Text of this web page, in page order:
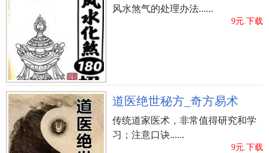
风水煞气的处理办法......
9元.下载
道医绝世秘方_奇方易术
传统道家医术，非常值得研究和学
习；注意口诀......
9元.下载